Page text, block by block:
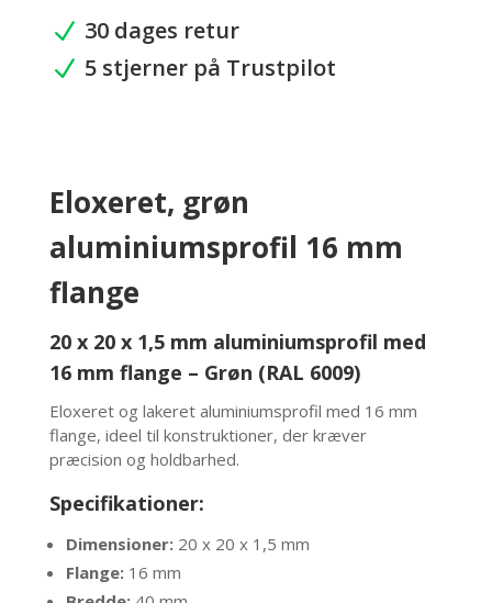
Til
termoplader
N 30 dages retur
N 5 stjerner på Trustpilot
Eloxeret, grøn
aluminiumsprofil 16 mm
flange
20 x 20 x 1,5 mm aluminiumsprofil med
16 mm flange – Grøn (RAL 6009)
Eloxeret og lakeret aluminiumsprofil med 16 mm
flange, ideel til konstruktioner, der kræver
præcision og holdbarhed.
Specifikationer:
Dimensioner:20 x 20 x 1,5 mm
Flange:16 mm